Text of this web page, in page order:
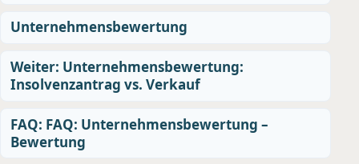
Unternehmensbewertung
Weiter: Unternehmensbewertung:
Insolvenzantrag vs. Verkauf
FAQ: FAQ: Unternehmensbewertung –
Bewertung